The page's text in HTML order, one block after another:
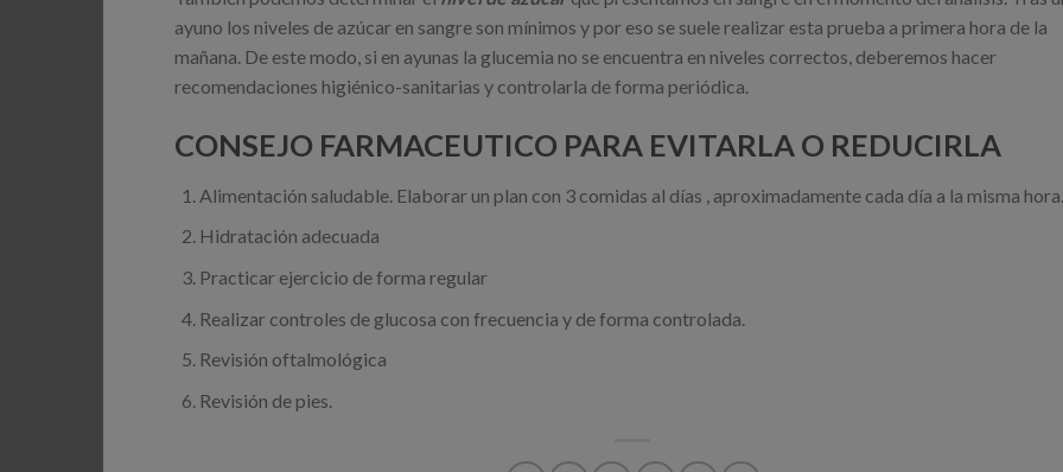
ayuno los niveles de azúcar en sangre son mínimos y por eso se suele realizar esta prueba a primera hora de la
mañana. De este modo, si en ayunas la glucemia no se encuentra en niveles correctos, deberemos hacer
recomendaciones higiénico-sanitarias y controlarla de forma periódica.
CONSEJO FARMACEUTICO PARA EVITARLA O REDUCIRLA
Alimentación saludable. Elaborar un plan con 3 comidas al días , aproximadamente cada día a la misma hora.
Hidratación adecuada
Practicar ejercicio de forma regular
Realizar controles de glucosa con frecuencia y de forma controlada.
Revisión oftalmológica
Revisión de pies.